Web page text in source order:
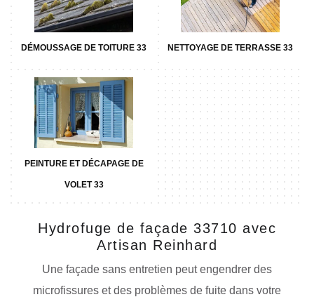
DÉMOUSSAGE DE TOITURE 33 NETTOYAGE DE TERRASSE 33
PEINTURE ET DÉCAPAGE DE
VOLET 33
Hydrofuge de façade 33710 avec
Artisan Reinhard
Une façade sans entretien peut engendrer des
microfissures et des problèmes de fuite dans votre